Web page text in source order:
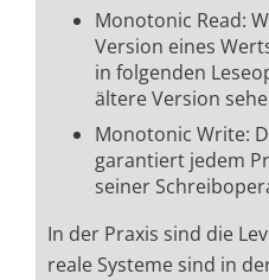
Monotonic Read:
Version eines
in folgenden
ältere Version
Monotonic Write:
garantiert jedem
seiner
In der Praxis sind die
reale Systeme sind in